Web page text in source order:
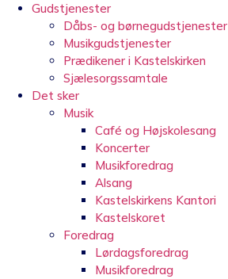
Gudstjenester
Dåbs- og børnegudstjenester
Musikgudstjenester
Prædikener i Kastelskirken
Sjælesorgssamtale
Det sker
Musik
Café og Højskolesang
Koncerter
Musikforedrag
Alsang
Kastelskirkens Kantori
Kastelskoret
Foredrag
Lørdagsforedrag
Musikforedrag